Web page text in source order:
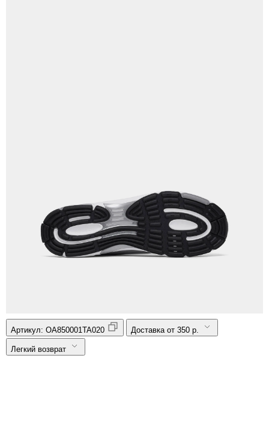
Артикул: OA850001TA020 Доставка от 350 р.
Легкий возврат